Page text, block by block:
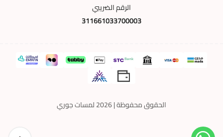
الرقم الضريبي
311661033700003
الحقوق محفوظة | 2026 لمسات جوري